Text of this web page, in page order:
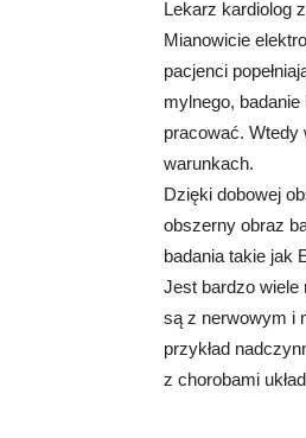
Lekarz kardiolog
Mianowicie
pacjenci
mylnego,
pracować.
warunkach.
Dzięki dobowej
obszerny obraz
badania takie jak
Jest bardzo wiele
są z nerwowym i
przykład
z chorobami